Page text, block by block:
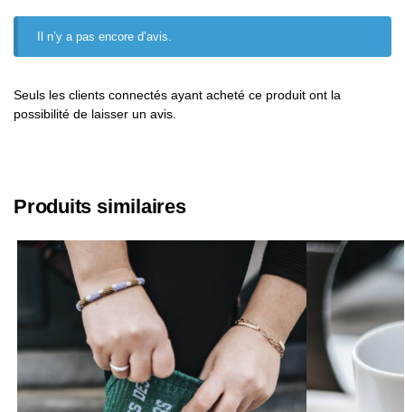
Il n’y a pas encore d’avis.
Seuls les clients connectés ayant acheté ce produit ont la
possibilité de laisser un avis.
Produits similaires